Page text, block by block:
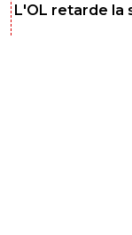
L'OL retarde la